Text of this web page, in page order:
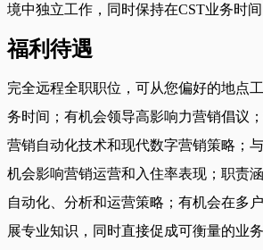
境中独立工作，同时保持在CST业务时间
福利待遇
完全远程全职职位，可从您偏好的地点
务时间；有机会领导高影响力营销倡议
营销自动化技术和现代数字营销策略；
机会影响营销运营和入住率表现；职责
自动化、分析和运营策略；有机会在多
展专业知识，同时直接促成可衡量的业务